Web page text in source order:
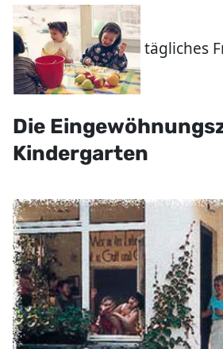
tägliches
Die
Kindergarten